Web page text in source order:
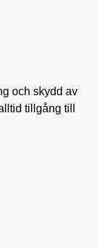
och skydd av
tillgång till